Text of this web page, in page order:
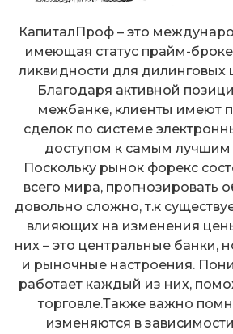
КапиталПроф – это
имеющая статус прайм-
ликвидности для дилинговых
Благодаря активной
межбанке, клиенты имеют
сделок по системе
доступом к самым лучшим
Поскольку рынок форекс
всего мира, прогнозировать
довольно сложно, т.к
влияющих на изменения
них – это центральные банки,
и рыночные настроения.
работает каждый из них,
торговле.Также важно
изменяются в